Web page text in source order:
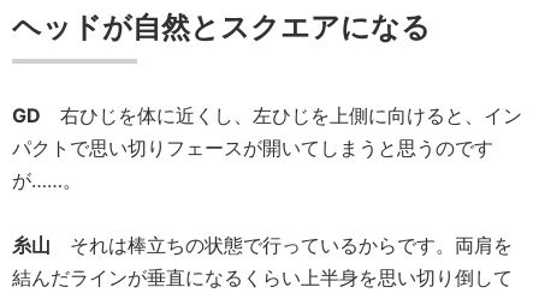
ヘッドが自然とスクエアになる
GD 右ひじを体に近くし、左ひじを上側に向けると、イン
パクトで思い切りフェースが開いてしまうと思うのです
が……。
糸山 それは棒立ちの状態で行っているからです。両肩を
結んだラインが垂直になるくらい上半身を思い切り倒して